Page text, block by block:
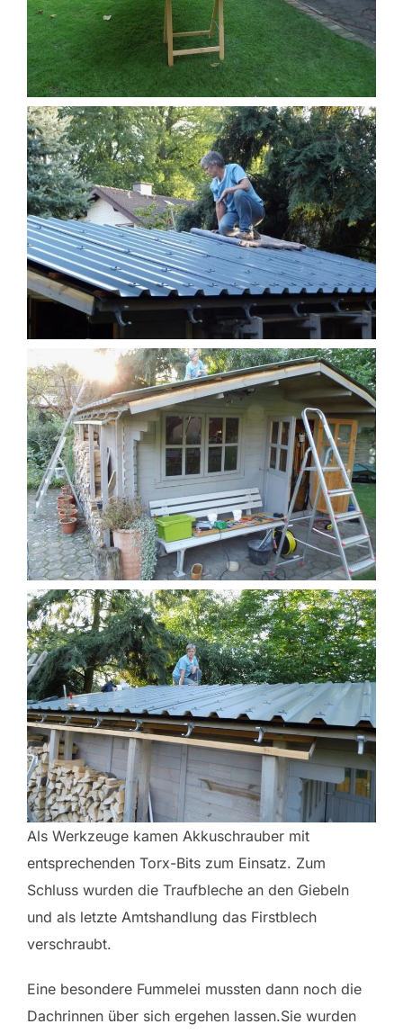
Als Werkzeuge kamen Akkuschrauber mit
entsprechenden Torx-Bits zum Einsatz. Zum
Schluss wurden die Traufbleche an den Giebeln
und als letzte Amtshandlung das Firstblech
verschraubt.
Eine besondere Fummelei mussten dann noch die
Dachrinnen über sich ergehen lassen.Sie wurden